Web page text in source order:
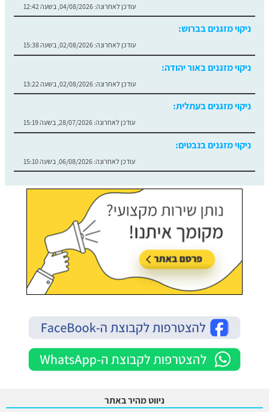
עודכן לאחרונה: 04/08/2026, בשעה 12:42
ניקוי מזגנים בברוש:
עודכן לאחרונה: 02/08/2026, בשעה 15:38
ניקוי מזגנים באור יהודה:
עודכן לאחרונה: 02/08/2026, בשעה 13:22
ניקוי מזגנים בעתלית:
עודכן לאחרונה: 28/07/2026, בשעה 15:19
ניקוי מזגנים בנבטים:
עודכן לאחרונה: 06/08/2026, בשעה 15:10
ניווט מהיר באתר